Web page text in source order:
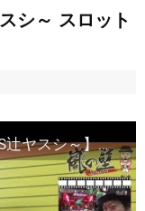
シ～ スロット
★新番組！★【嵐の壁 Vol.1～嵐VS辻ヤスシ～】スロット後編《ニューパルサーSPⅡ他》 ★推し！：【嵐】VS【辻ヤスシ】決着の刻！